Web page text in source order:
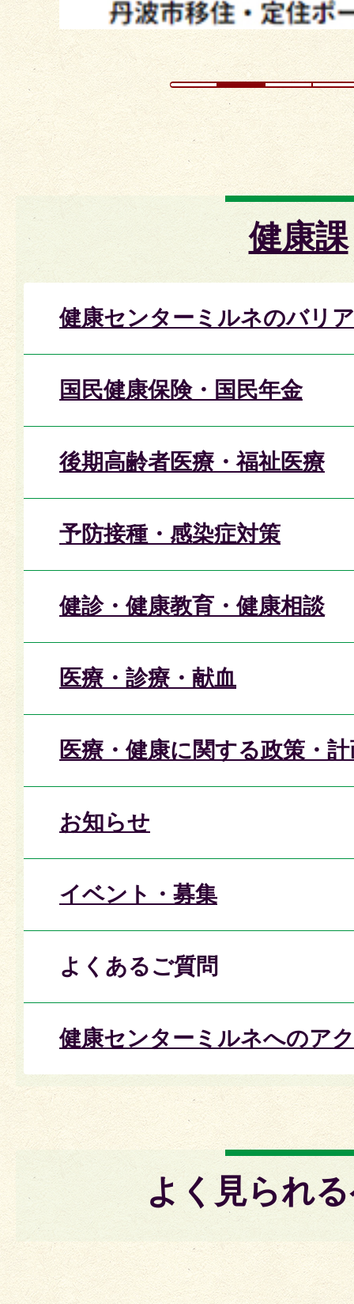
健康課
健康センターミルネのバリ
国民健康保険・国民年金
後期高齢者医療・福祉医療
予防接種・感染症対策
健診・健康教育・健康相談
医療・診療・献血
医療・健康に関する政策・
お知らせ
イベント・募集
よくあるご質問
健康センターミルネへのア
よく見られ